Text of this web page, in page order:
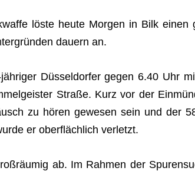
löste heute Mor­gen in Bilk einen
dau­ern an.
Düs­sel­dor­fer gegen 6.40 Uhr
Straße. Kurz vor der
zu hören gewe­sen sein und der
er ober­fläch­lich verletzt.
ab. Im Rah­men der